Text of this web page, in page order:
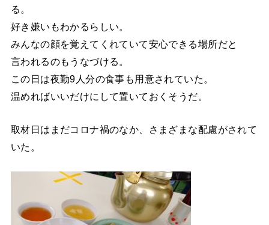
る。
好き嫌いもわかるらしい。
みんなの顔を覚えてくれていて安心できる場所だと
言われるのもうなづける。
この日は夜勤9人分の食事も用意されていた。
温めればいいだけにして置いておくそうだ。
取材日はまだコロナ禍のなか、さまざまな配慮がされて
いた。